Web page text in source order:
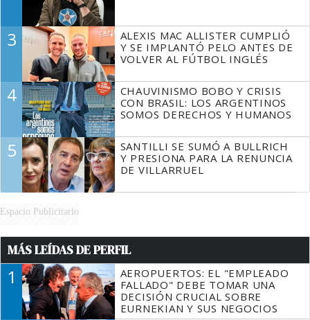
3
ALEXIS MAC ALLISTER CUMPLIÓ
Y SE IMPLANTÓ PELO ANTES DE
VOLVER AL FÚTBOL INGLÉS
4
CHAUVINISMO BOBO Y CRISIS
CON BRASIL: LOS ARGENTINOS
SOMOS DERECHOS Y HUMANOS
5
SANTILLI SE SUMÓ A BULLRICH
Y PRESIONA PARA LA RENUNCIA
DE VILLARRUEL
Espacio Publicitario
MÁS LEÍDAS DE PERFIL
1
AEROPUERTOS: EL "EMPLEADO
FALLADO" DEBE TOMAR UNA
DECISIÓN CRUCIAL SOBRE
EURNEKIAN Y SUS NEGOCIOS